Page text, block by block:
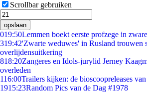
Scrollbar gebruiken
opslaan
019:50Lemmen boekt eerste profzege in
319:42'Zwarte weduwes' in Rusland trouwen
overlijdensuitkering
818:20Zangeres en Idols-jurylid Jerney
overleden
116:00Trailers kijken: de bioscoopreleases
1915:23Random Pics van de Dag #1978